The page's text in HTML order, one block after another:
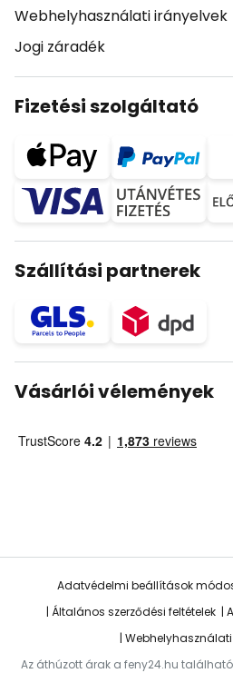
Webhelyhasználati irányelvek
Jogi záradék
Fizetési szolgáltató
Szállítási partnerek
Vásárlói vélemények
Adatvédelmi beállítások
Általános szerződési feltételek
Az áthúzott árak a feny24.hu